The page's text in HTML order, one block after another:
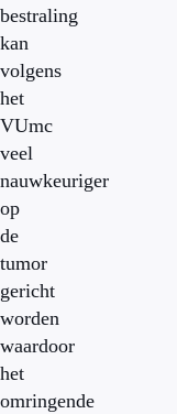
bestraling
kan
volgens
het
VUmc
veel
nauwkeuriger
op
de
tumor
gericht
worden
waardoor
het
omringende